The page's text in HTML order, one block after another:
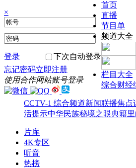
×
登录
下次自动登录
忘记密码立即注册
使用合作网站账号登录
首页
直播
节目单
频道大全
栏目大全
综合财经
CCTV-1 综合频道新闻联播焦点
活提示中华民族秘境之眼典籍
片库
4K专区
听音
热榜